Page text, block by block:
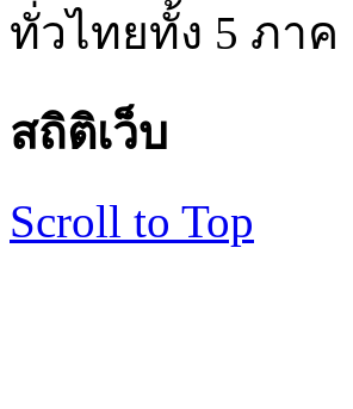
ทั่วไทยทั้ง 5 ภาค
สถิติเว็บ
Scroll to Top